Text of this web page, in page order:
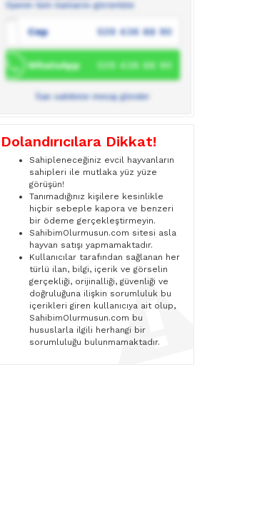
Üyenin tüm ilanlarını görüntüle
Cep 539 436 88 90
WhatsApp 539 436 88 90
İlan sahibine mesaj gönder
Dolandırıcılara Dikkat!
Sahipleneceğiniz evcil hayvanların
sahipleri ile mutlaka yüz yüze
görüşün!
Tanımadığınız kişilere kesinlikle
hiçbir sebeple kapora ve benzeri
bir ödeme gerçekleştirmeyin.
SahibimOlurmusun.com sitesi asla
hayvan satışı yapmamaktadır.
Kullanıcılar tarafından sağlanan her
türlü ilan, bilgi, içerik ve görselin
gerçekliği, orijinalliği, güvenliği ve
doğruluğuna ilişkin sorumluluk bu
içerikleri giren kullanıcıya ait olup,
SahibimOlurmusun.com bu
hususlarla ilgili herhangi bir
sorumluluğu bulunmamaktadır.